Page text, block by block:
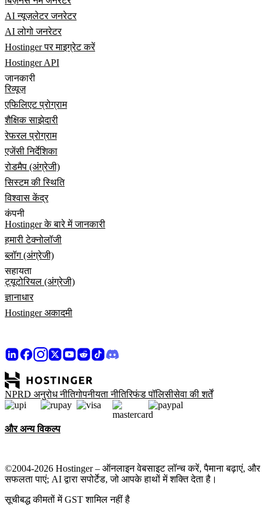
AI न्यूज़लेटर जनरेटर
AI लोगो जनरेटर
Hostinger पर माइग्रेट करें
Hostinger API
जानकारी
रिव्यूज़
एफिलिएट प्रोग्राम
शैक्षिक साझेदारी
रेफरल प्रोग्राम
एजेंसी निर्देशिका
रोडमैप (अंग्रेजी)
सिस्टम की स्थिति
विश्वास केंद्र
कंपनी
Hostinger के बारे में जानकारी
हमारी टेक्नोलॉजी
ब्लॉग (अंग्रेजी)
सहायता
ट्यूटोरियल (अंग्रेजी)
ज्ञानाधार
Hostinger अकादमी
NPRD अनुरोध नीतिगोपनीयता नीतिरिफंड पॉलिसीसेवा की शर्तें
और अन्य विकल्प
©2004-2026 Hostinger – ऑनलाइन वेबसाइट लॉन्च करें, पैमाना बढ़ाएं, और
सफलता पाएं; AI द्वारा सपोर्टेड, जो आपके हाथों में शक्ति देता है।
सूचीबद्ध कीमतों में GST शामिल नहीं है